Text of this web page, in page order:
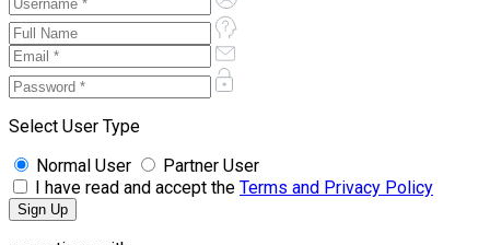
Select User Type
Normal User
Partner User
I have read and accept the Terms and Privacy Policy